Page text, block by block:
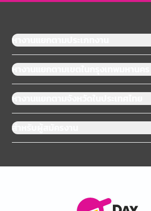
หางานแยกตามประเภทงาน
หางานแยกตามเขตในกรุงเทพมหานคร
หางานแยกตามจังหวัดในประเทศไทย
สำหรับผู้สมัครงาน